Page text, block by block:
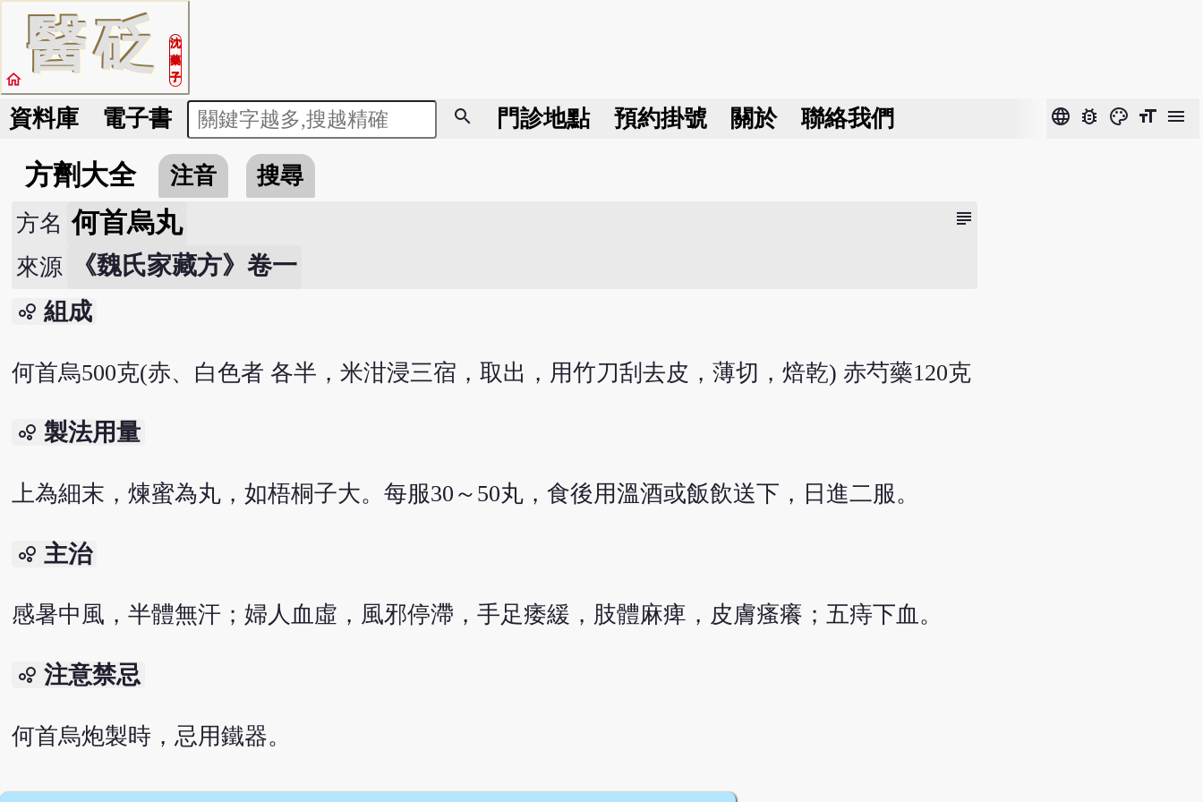
醫砭
沈
藥
子
home
資料庫 電子書 search 門診地點 預約掛號 關於 聯絡我們 language bug_report color_lens format_size menu
方劑大全 注音 搜尋
subject
方名 何首烏丸
來源 《魏氏家藏方》卷一
bubble_chart 組成
何首烏500克(赤、白色者 各半，米泔浸三宿，取出，用竹刀刮去皮，薄切，焙乾) 赤芍藥120克
bubble_chart 製法用量
上為細末，煉蜜為丸，如梧桐子大。每服30～50丸，食後用溫酒或飯飲送下，日進二服。
bubble_chart 主治
感暑中風，半體無汗；婦人血虛，風邪停滯，手足痿緩，肢體麻痺，皮膚瘙癢；五痔下血。
bubble_chart 注意禁忌
何首烏炮製時，忌用鐵器。